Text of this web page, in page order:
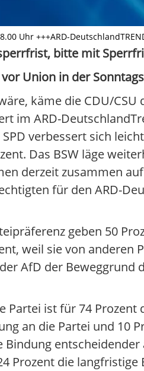
Uhr +++ARD-
bitte mit
Union in der
käme die CDU/
im ARD-
verbessert sich
Das BSW läge
derzeit zusammen
für den ARD-
geben 50
weil sie von
AfD der
Partei ist für 74
an die Partei und 10
Prozent die